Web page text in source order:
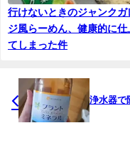
行けないときのジャンクガ
ジ風らーめん、健康的に仕
てしまった件
浄水器で